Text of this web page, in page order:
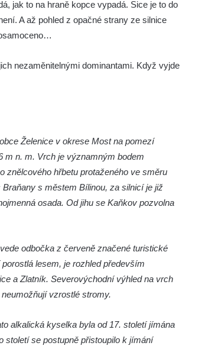
jak to na hraně kopce vypadá. Sice je to do
A až pohled z opačné strany ze silnice
nezaměnitelnými dominantami. Když vyjde
Želenice v okrese Most na pomezí
m n. m. Vrch je významným bodem
znělcového hřbetu protaženého ve směru
s městem Bílinou, za silnicí je již
osada. Od jihu se Kaňkov pozvolna
odbočka z červeně značené turistické
lesem, je rozhled především
a Zlatník. Severovýchodní výhled na vrch
vzrostlé stromy.
alkalická kyselka byla od 17. století jímána
století se postupně přistoupilo k jímání